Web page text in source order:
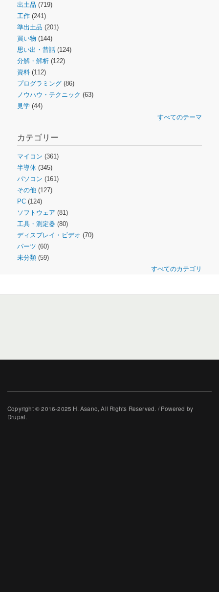
出土品 (719)
工作 (241)
準出土品 (201)
買い物 (144)
思い出・昔話 (124)
分解・解析 (122)
資料 (112)
プログラミング (86)
ノウハウ・テクニック (63)
見学 (44)
すべてのテーマ
カテゴリー
マイコン (361)
半導体 (345)
パソコン (161)
その他 (127)
PC (124)
ソフトウェア (81)
工具・測定器 (80)
ディスプレイ・ビデオ (70)
パーツ (60)
未分類 (59)
すべてのカテゴリ
Copyright © 2016-2025 H. Asano, All Rights Reserved. / Powered by
Drupal.